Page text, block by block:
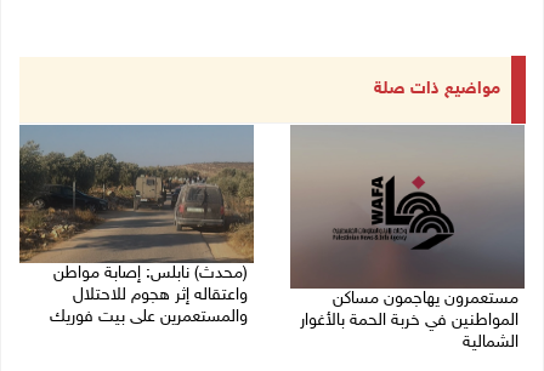
مواضيع ذات صلة
مستعمرون يهاجمون مساكن
المواطنين في خربة الحمة بالأغوار
الشمالية
(محدث) نابلس: إصابة مواطن
واعتقاله إثر هجوم للاحتلال
والمستعمرين على بيت فوريك